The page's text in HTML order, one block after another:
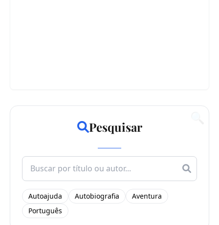
Pesquisar
Search
for:
Autoajuda Autobiografia
Aventura
Português